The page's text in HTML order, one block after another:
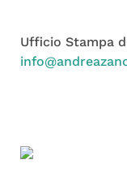
Ufficio Stampa